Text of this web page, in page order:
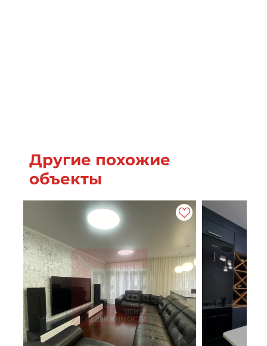
Другие похожие
объекты